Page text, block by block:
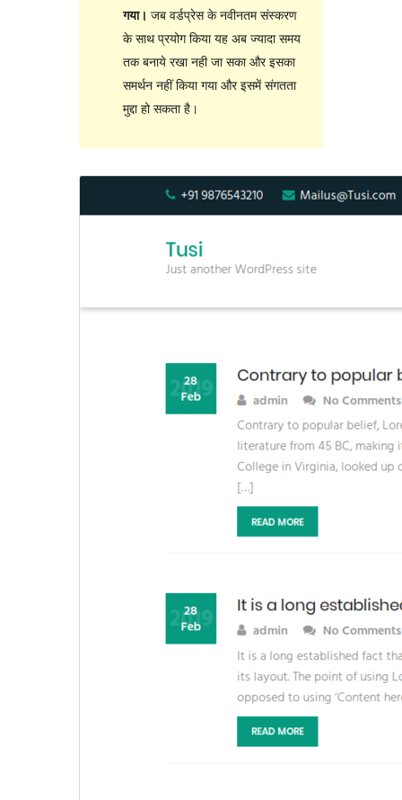
गया। जब वर्डप्रेस के नवीनतम संस्करण
के साथ प्रयोग किया यह अब ज्यादा समय
तक बनाये रखा नही जा सका और इसका
समर्थन नहीं किया गया और इसमें संगतता
मुद्दा हो सकता है।